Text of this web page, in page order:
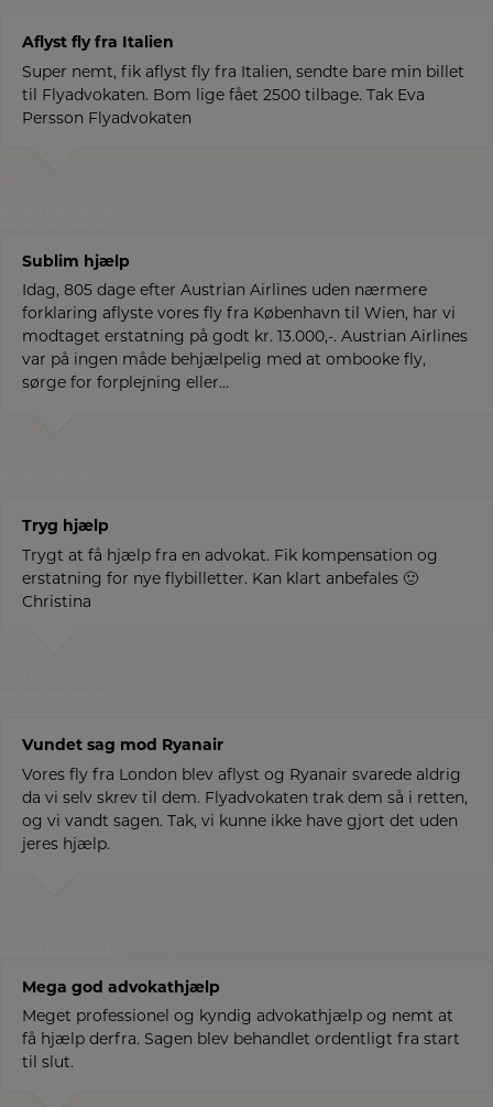
Aflyst fly fra Italien
Super nemt, fik aflyst fly fra Italien, sendte bare min billet
til Flyadvokaten. Bom lige fået 2500 tilbage. Tak Eva
Persson Flyadvokaten
Sublim hjælp
Idag, 805 dage efter Austrian Airlines uden nærmere
forklaring aflyste vores fly fra København til Wien, har vi
modtaget erstatning på godt kr. 13.000,-. Austrian Airlines
var på ingen måde behjælpelig med at ombooke fly,
sørge for forplejning eller...
Tryg hjælp
Trygt at få hjælp fra en advokat. Fik kompensation og
erstatning for nye flybilletter. Kan klart anbefales 🙂
Christina
Vundet sag mod Ryanair
Vores fly fra London blev aflyst og Ryanair svarede aldrig
da vi selv skrev til dem. Flyadvokaten trak dem så i retten,
og vi vandt sagen. Tak, vi kunne ikke have gjort det uden
jeres hjælp.
Mega god advokathjælp
Meget professionel og kyndig advokathjælp og nemt at
få hjælp derfra. Sagen blev behandlet ordentligt fra start
til slut.